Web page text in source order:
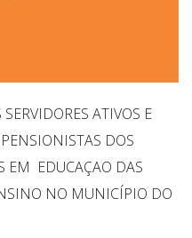
ATIVOS E
DOS
EM EDUCAÇAO DAS
NO MUNICÍPIO DO